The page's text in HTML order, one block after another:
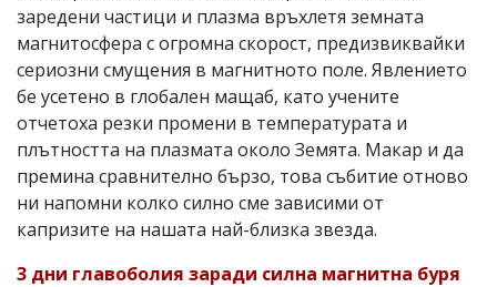
заредени частици и плазма връхлетя земната
магнитосфера с огромна скорост, предизвиквайки
сериозни смущения в магнитното поле. Явлението
бе усетено в глобален мащаб, като учените
отчетоха резки промени в температурата и
плътността на плазмата около Земята. Макар и да
премина сравнително бързо, това събитие отново
ни напомни колко силно сме зависими от
капризите на нашата най-близка звезда.
3 дни главоболия заради силна магнитна буря